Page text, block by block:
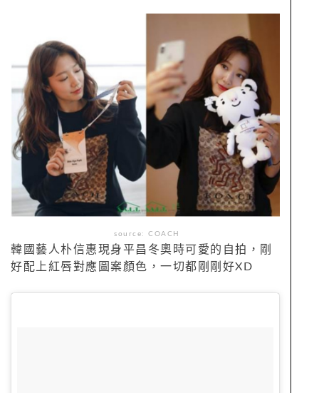
source: COACH
韓國藝人朴信惠現身平昌冬奧時可愛的自拍，剛
好配上紅唇對應圖案顏色，一切都剛剛好XD